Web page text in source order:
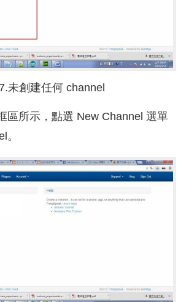
未創建任何 channel
區所示，點選 New Channel 選單